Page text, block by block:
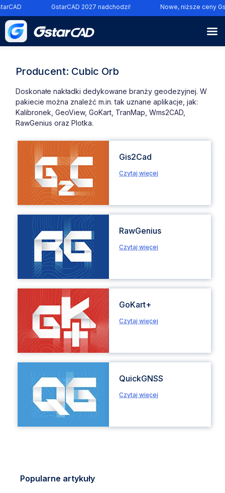
GstarCAD 2027 nadchodzi! Nowe, niższe ceny
Producent: Cubic Orb
Doskonałe nakładki dedykowane branży geodezyjnej. W
pakiecie można znaleźć m.in. tak uznane aplikacje, jak:
Kalibronek, GeoView, GoKart, TranMap, Wms2CAD,
RawGenius oraz Plotka.
Gis2Cad
Czytaj więcej
RawGenius
Czytaj więcej
GoKart+
Czytaj więcej
QuickGNSS
Czytaj więcej
Popularne artykuły